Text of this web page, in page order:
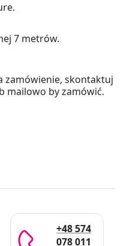
7 metrów.
zamówienie, skontaktuj
mailowo by zamówić.
+48 574
078 011